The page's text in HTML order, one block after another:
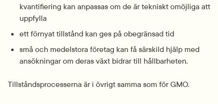
kvantifiering kan anpassas om de är tekniskt omöjliga att
uppfylla
ett förnyat tillstånd kan ges på obegränsad tid
små och medelstora företag kan få särskild hjälp med
ansökningar om deras växt bidrar till hållbarheten.
Tillståndsprocesserna är i övrigt samma som för GMO.